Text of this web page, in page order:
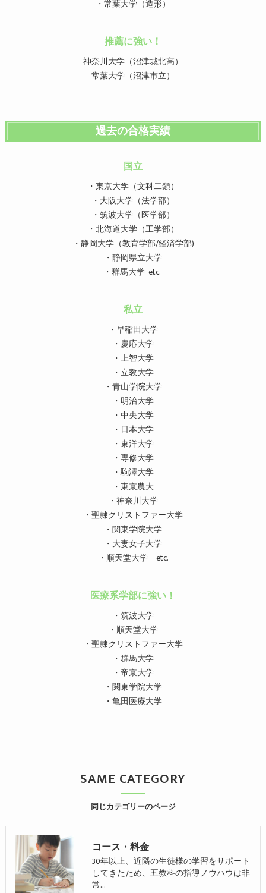
・常葉大学（造形）
推薦に強い！
神奈川大学（沼津城北高）
常葉大学（沼津市立）
過去の合格実績
国立
・東京大学（文科二類）
・大阪大学（法学部）
・筑波大学（医学部）
・北海道大学（工学部）
・静岡大学（教育学部/経済学部)
・静岡県立大学
・群馬大学 etc.
私立
・早稲田大学
・慶応大学
・上智大学
・立教大学
・青山学院大学
・明治大学
・中央大学
・日本大学
・東洋大学
・専修大学
・駒澤大学
・東京農大
・神奈川大学
・聖隷クリストファー大学
・関東学院大学
・大妻女子大学
・順天堂大学 etc.
医療系学部に強い！
・筑波大学
・順天堂大学
・聖隷クリストファー大学
・群馬大学
・帝京大学
・関東学院大学
・亀田医療大学
同じカテゴリーのページ
SAME CATEGORY
コース・料金
30年以上、近隣の生徒様の学習をサポート
してきたため、五教科の指導ノウハウは非
常…